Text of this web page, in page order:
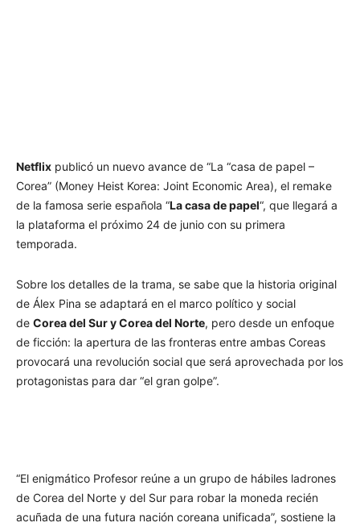
Netflix publicó un nuevo avance de “La “casa de papel –
Corea” (Money Heist Korea: Joint Economic Area), el remake
de la famosa serie española “La casa de papel“, que llegará a
la plataforma el próximo 24 de junio con su primera
temporada.
Sobre los detalles de la trama, se sabe que la historia original
de Álex Pina se adaptará en el marco político y social
de Corea del Sur y Corea del Norte, pero desde un enfoque
de ficción: la apertura de las fronteras entre ambas Coreas
provocará una revolución social que será aprovechada por los
protagonistas para dar “el gran golpe”.
“El enigmático Profesor reúne a un grupo de hábiles ladrones
de Corea del Norte y del Sur para robar la moneda recién
acuñada de una futura nación coreana unificada”, sostiene la